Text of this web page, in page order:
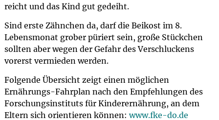
reicht und das Kind gut gedeiht.
Sind erste Zähnchen da, darf die Beikost im 8.
Lebensmonat grober püriert sein, große Stückchen
sollten aber wegen der Gefahr des Verschluckens
vorerst vermieden werden.
Folgende Übersicht zeigt einen möglichen
Ernährungs-Fahrplan nach den Empfehlungen des
Forschungsinstituts für Kinderernährung, an dem
Eltern sich orientieren können:www.fke-do.de